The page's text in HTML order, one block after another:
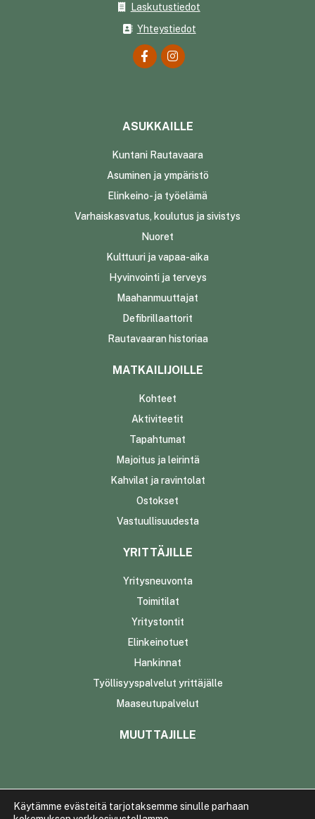
Laskutustiedot
Yhteystiedot
ASUKKAILLE
Kuntani Rautavaara
Asuminen ja ympäristö
Elinkeino- ja työelämä
Varhaiskasvatus, koulutus ja sivistys
Nuoret
Kulttuuri ja vapaa-aika
Hyvinvointi ja terveys
Maahanmuuttajat
Defibrillaattorit
Rautavaaran historiaa
MATKAILIJOILLE
Kohteet
Aktiviteetit
Tapahtumat
Majoitus ja leirintä
Kahvilat ja ravintolat
Ostokset
Vastuullisuudesta
YRITTÄJILLE
Yritysneuvonta
Toimitilat
Yritystontit
Elinkeinotuet
Hankinnat
Työllisyyspalvelut yrittäjälle
Maaseutupalvelut
MUUTTAJILLE
Käytämme evästeitä tarjotaksemme sinulle parhaan